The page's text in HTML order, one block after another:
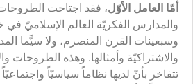
أمّا العامل الأوّل، فقد اجتاحت الطروحات
والمدارس الفكريّة العالم الإسلاميّ
وسبعينات القرن المنصرم، ولا سيَّما
والاشتراكيّة وأمثالها. وهذه الطروحات
تتفاخر بأنّ لديها نظاماً سياسيّاً واجتماعيّاً